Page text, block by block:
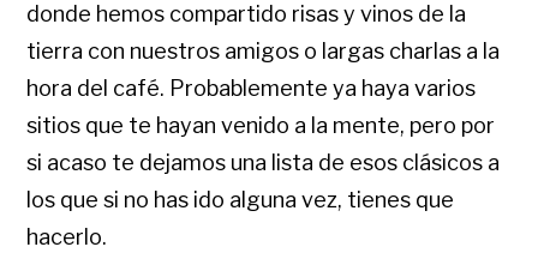
donde hemos compartido risas y vinos de la
tierra con nuestros amigos o largas charlas a la
hora del café. Probablemente ya haya varios
sitios que te hayan venido a la mente, pero por
si acaso te dejamos una lista de esos clásicos a
los que si no has ido alguna vez, tienes que
hacerlo.